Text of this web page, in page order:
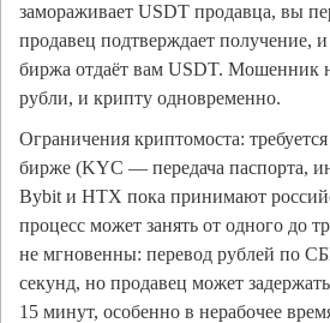
замораживает USDT продавца, вы
продавец подтверждает получение, и
биржа отдаёт вам USDT. Мошенник
рубли, и крипту одновременно.
Ограничения криптомоста:
бирже (KYC — передача паспорта,
Bybit и HTX пока принимают
процесс может занять от одного до
не мгновенны: перевод рублей по
секунд, но продавец может
15 минут, особенно в нерабочее